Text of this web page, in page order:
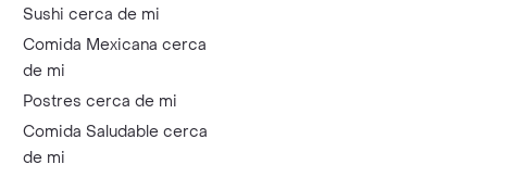
Sushi cerca de mi
Comida Mexicana cerca
de mi
Postres cerca de mi
Comida Saludable cerca
de mi